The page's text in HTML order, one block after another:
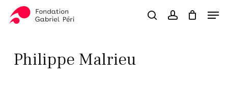
searchaccount
Panier Close
Philippe Malrieu